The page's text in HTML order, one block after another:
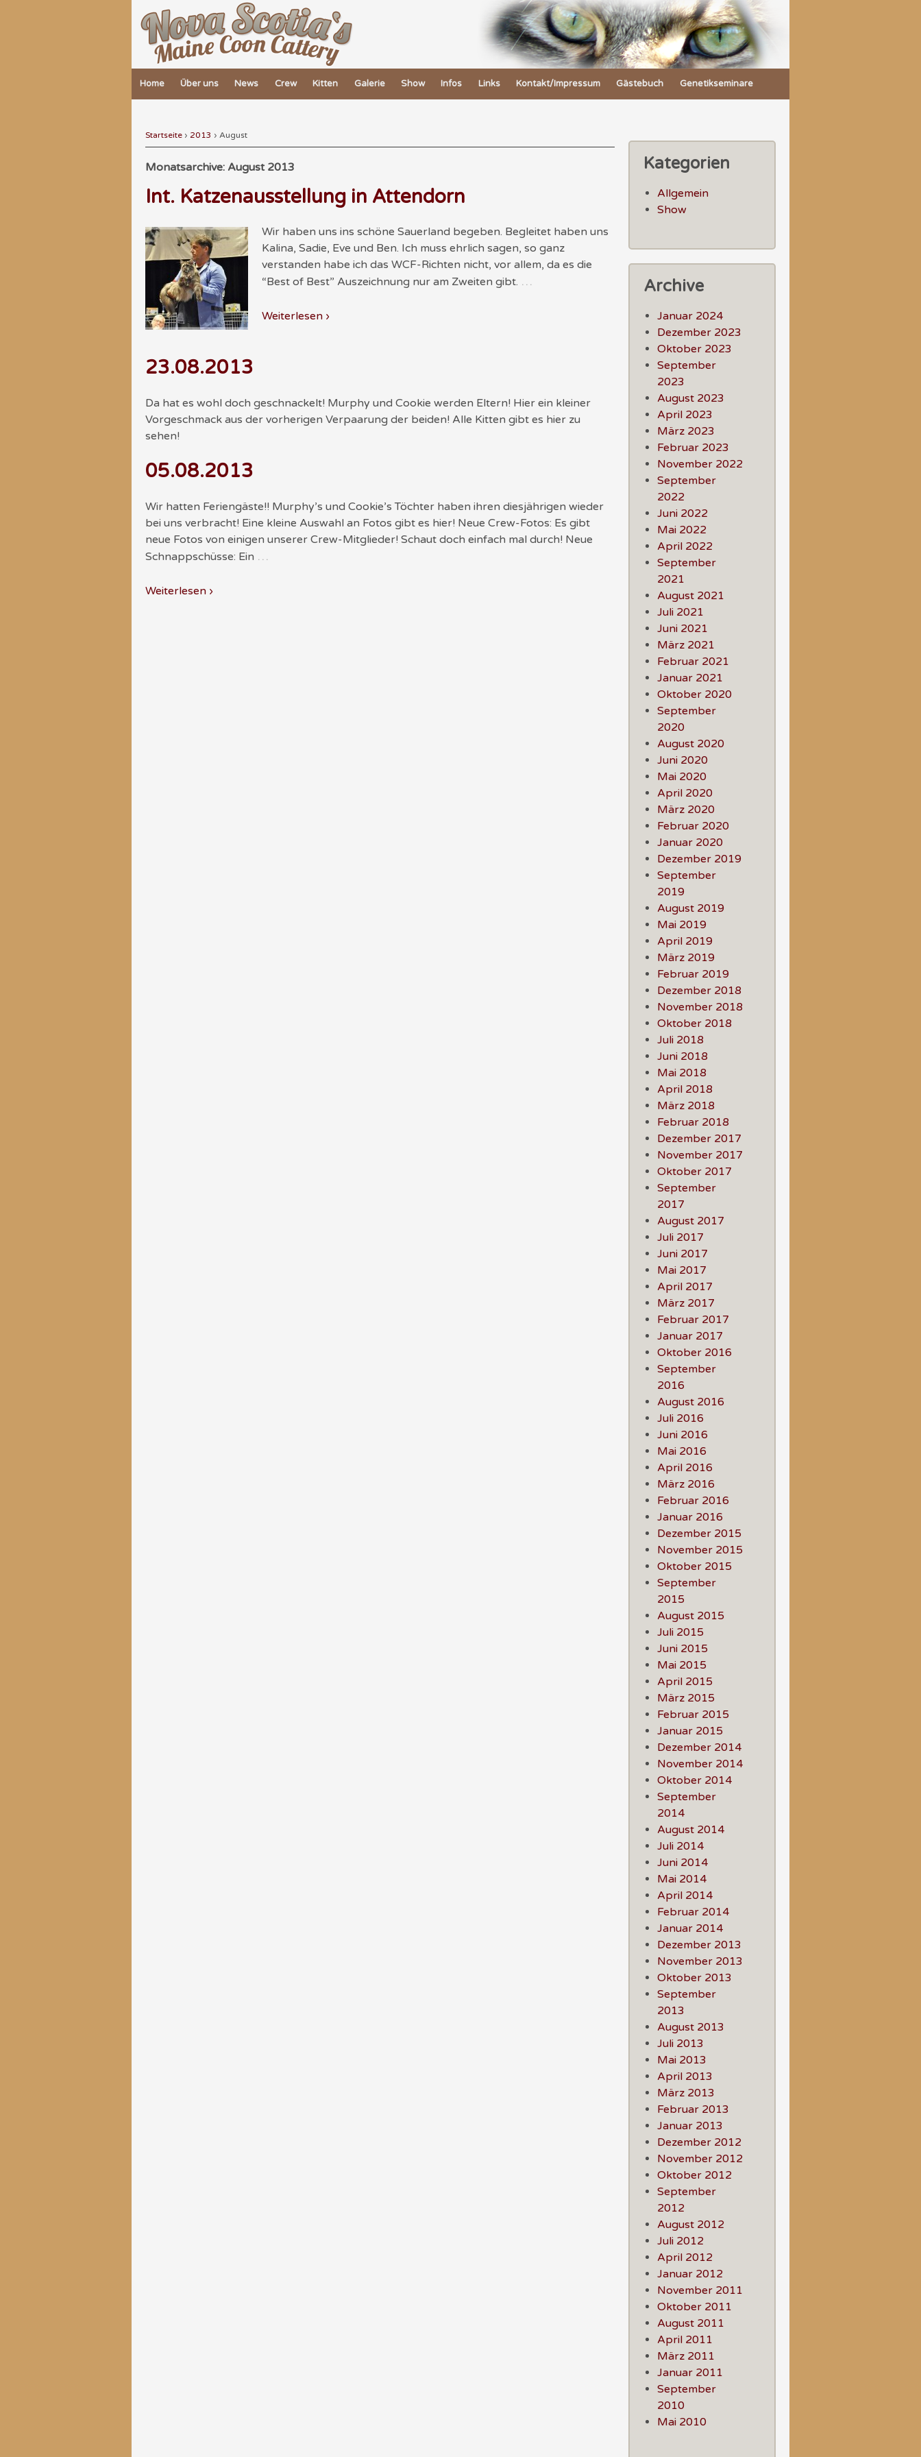
Home Über uns News Crew Kitten Galerie Show Infos Links Kontakt/Impressum Gästebuch Genetikseminare
Startseite › 2013 › August
Monatsarchive: August 2013
Int. Katzenausstellung in Attendorn
Wir haben uns ins schöne Sauerland begeben. Begleitet haben uns
Kalina, Sadie, Eve und Ben. Ich muss ehrlich sagen, so ganz
verstanden habe ich das WCF-Richten nicht, vor allem, da es die
“Best of Best” Auszeichnung nur am Zweiten gibt. …
Weiterlesen ›
23.08.2013
Da hat es wohl doch geschnackelt! Murphy und Cookie werden Eltern! Hier ein kleiner
Vorgeschmack aus der vorherigen Verpaarung der beiden! Alle Kitten gibt es hier zu
sehen!
05.08.2013
Wir hatten Feriengäste!! Murphy’s und Cookie’s Töchter haben ihren diesjährigen wieder
bei uns verbracht! Eine kleine Auswahl an Fotos gibt es hier! Neue Crew-Fotos: Es gibt
neue Fotos von einigen unserer Crew-Mitglieder! Schaut doch einfach mal durch! Neue
Schnappschüsse: Ein …
Weiterlesen ›
Kategorien
Allgemein
Show
Archive
Januar 2024
Dezember 2023
Oktober 2023
September
2023
August 2023
April 2023
März 2023
Februar 2023
November 2022
September
2022
Juni 2022
Mai 2022
April 2022
September
2021
August 2021
Juli 2021
Juni 2021
März 2021
Februar 2021
Januar 2021
Oktober 2020
September
2020
August 2020
Juni 2020
Mai 2020
April 2020
März 2020
Februar 2020
Januar 2020
Dezember 2019
September
2019
August 2019
Mai 2019
April 2019
März 2019
Februar 2019
Dezember 2018
November 2018
Oktober 2018
Juli 2018
Juni 2018
Mai 2018
April 2018
März 2018
Februar 2018
Dezember 2017
November 2017
Oktober 2017
September
2017
August 2017
Juli 2017
Juni 2017
Mai 2017
April 2017
März 2017
Februar 2017
Januar 2017
Oktober 2016
September
2016
August 2016
Juli 2016
Juni 2016
Mai 2016
April 2016
März 2016
Februar 2016
Januar 2016
Dezember 2015
November 2015
Oktober 2015
September
2015
August 2015
Juli 2015
Juni 2015
Mai 2015
April 2015
März 2015
Februar 2015
Januar 2015
Dezember 2014
November 2014
Oktober 2014
September
2014
August 2014
Juli 2014
Juni 2014
Mai 2014
April 2014
Februar 2014
Januar 2014
Dezember 2013
November 2013
Oktober 2013
September
2013
August 2013
Juli 2013
Mai 2013
April 2013
März 2013
Februar 2013
Januar 2013
Dezember 2012
November 2012
Oktober 2012
September
2012
August 2012
Juli 2012
April 2012
Januar 2012
November 2011
Oktober 2011
August 2011
April 2011
März 2011
Januar 2011
September
2010
Mai 2010